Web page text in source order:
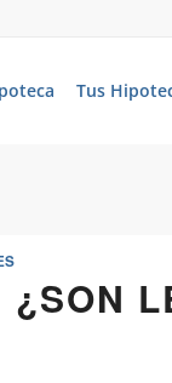
Tus
¿SON